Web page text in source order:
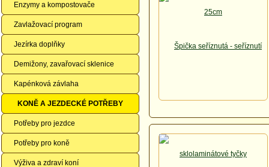
Enzymy a kompostovače
Zavlažovací program
Jezírka doplňky
Demižony, zavařovací sklenice
Kapénková závlaha
KONĚ A JEZDECKÉ POTŘEBY
Potřeby pro jezdce
Potřeby pro koně
Výživa a zdraví koní